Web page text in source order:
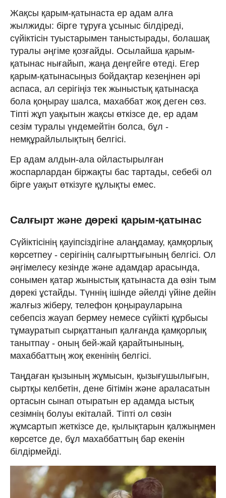
Жақсы қарым-қатынаста ер адам алға
жылжиды: бірге тұруға ұсыныс білдіреді,
сүйіктісін туыстарымен таныстырады, болашақ
туралы әңгіме қозғайды. Осылайша қарым-
қатынас нығайып, жаңа деңгейге өтеді. Егер
қарым-қатынасыңыз бойдақтар кезеңінен әрі
аспаса, ал серігіңіз тек жыныстық қатынасқа
бола қоңырау шалса, махаббат жоқ деген сөз.
Тіпті жұп уақытын жақсы өткізсе де, ер адам
сезім туралы үндемейтін болса, бұл -
немқұрайлылықтың белгісі.
Ер адам алдын-ала ойластырылған
жоспарлардан біржақты бас тартады, себебі ол
бірге уақыт өткізуге құлықты емес.
Салғырт және дөрекі қарым-қатынас
Сүйіктісінің қауіпсіздігіне алаңдамау, қамқорлық
көрсетпеу - серігінің салғырттығының белгісі. Ол
әңгімелесу кезінде және адамдар арасында,
сонымен қатар жыныстық қатынаста да өзін тым
дөрекі ұстайды. Түннің ішінде әйелді үйіне дейін
жалғыз жіберу, телефон қоңырауларына
себепсіз жауап бермеу немесе сүйікті құрбысы
тұмауратып сырқаттанып қалғанда қамқорлық
танытпау - оның бей-жай қарайтынының,
махаббаттың жоқ екенінің белгісі.
Таңдаған қызының жұмысын, қызығушылығын,
сыртқы келбетін, дене бітімін және араласатын
ортасын сынап отыратын ер адамда ыстық
сезімнің болуы екіталай. Тіпті ол сөзін
жұмсартып жеткізсе де, қылықтарын қалжыңмен
көрсетсе де, бұл махаббаттың бар екенін
білдірмейді.